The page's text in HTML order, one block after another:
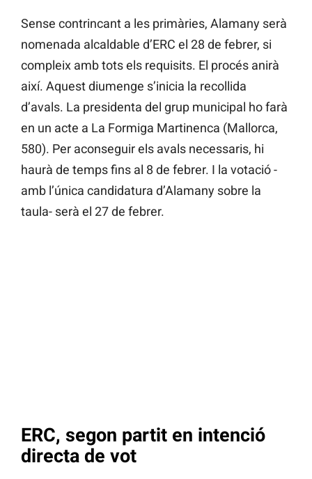
Sense contrincant a les primàries, Alamany serà
nomenada alcaldable d’ERC el 28 de febrer, si
compleix amb tots els requisits. El procés anirà
així. Aquest diumenge s’inicia la recollida
d’avals. La presidenta del grup municipal ho farà
en un acte a La Formiga Martinenca (Mallorca,
580). Per aconseguir els avals necessaris, hi
haurà de temps fins al 8 de febrer. I la votació -
amb l’única candidatura d’Alamany sobre la
taula- serà el 27 de febrer.
ERC, segon partit en intenció
directa de vot